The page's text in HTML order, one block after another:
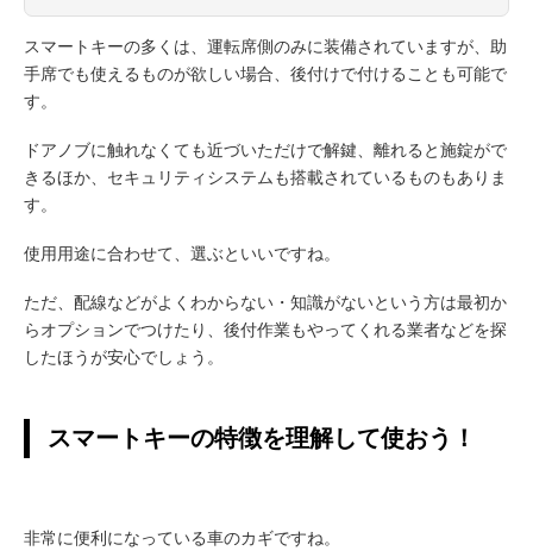
スマートキーの多くは、運転席側のみに装備されていますが、助
手席でも使えるものが欲しい場合、後付けで付けることも可能で
す。
ドアノブに触れなくても近づいただけで解鍵、離れると施錠がで
きるほか、セキュリティシステムも搭載されているものもありま
す。
使用用途に合わせて、選ぶといいですね。
ただ、配線などがよくわからない・知識がないという方は最初か
らオプションでつけたり、後付作業もやってくれる業者などを探
したほうが安心でしょう。
スマートキーの特徴を理解して使おう！
非常に便利になっている車のカギですね。